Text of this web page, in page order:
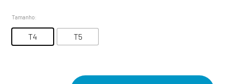
Tamanho:
T4 T5